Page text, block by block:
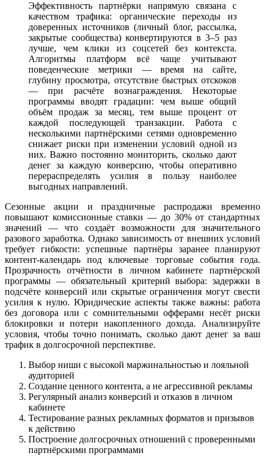
Эффективность партнёрки напрямую связана с
качеством трафика: органические переходы из
доверенных источников (личный блог, рассылка,
закрытые сообщества) конвертируются в 3–5 раз
лучше, чем клики из соцсетей без контекста.
Алгоритмы платформ всё чаще учитывают
поведенческие метрики — время на сайте,
глубину просмотра, отсутствие быстрых отскоков
— при расчёте вознаграждения. Некоторые
программы вводят градации: чем выше общий
объём продаж за месяц, тем выше процент от
каждой последующей транзакции. Работа с
несколькими партнёрскими сетями одновременно
снижает риски при изменении условий одной из
них. Важно постоянно мониторить, сколько дают
денег за каждую конверсию, чтобы оперативно
перераспределять усилия в пользу наиболее
выгодных направлений.
Сезонные акции и праздничные распродажи временно
повышают комиссионные ставки — до 30% от стандартных
значений — что создаёт возможности для значительного
разового заработка. Однако зависимость от внешних условий
требует гибкости: успешные партнёры заранее планируют
контент-календарь под ключевые торговые события года.
Прозрачность отчётности в личном кабинете партнёрской
программы — обязательный критерий выбора: задержки в
подсчёте конверсий или скрытые ограничения могут свести
усилия к нулю. Юридические аспекты также важны: работа
без договора или с сомнительными офферами несёт риски
блокировки и потери накопленного дохода. Анализируйте
условия, чтобы точно понимать, сколько дают денег за ваш
трафик в долгосрочной перспективе.
Выбор ниши с высокой маржинальностью и лояльной
аудиторией
Создание ценного контента, а не агрессивной рекламы
Регулярный анализ конверсий и отказов в личном
кабинете
Тестирование разных рекламных форматов и призывов
к действию
Построение долгосрочных отношений с проверенными
партнёрскими программами